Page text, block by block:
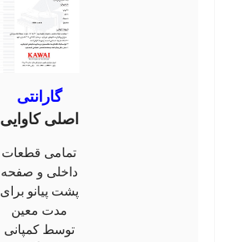
گارانتی
اصلی کاوایی
تمامی قطعات
داخلی و صفحه
پشت پیانو برای
مدت معین
توسط کمپانی